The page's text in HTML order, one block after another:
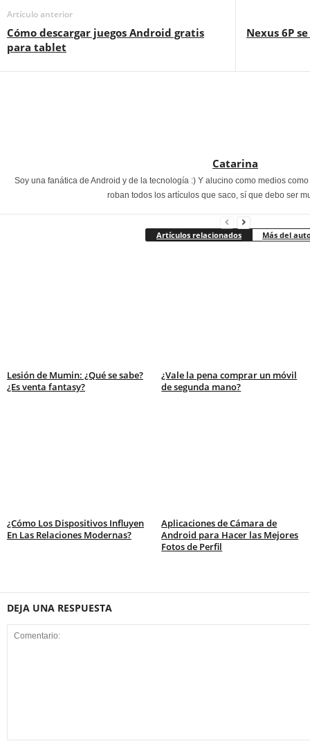
Artículo anterior
Cómo descargar juegos Android gratis
para tablet
Nexus 6P
Catarina
Soy una fanática de Android y de la tecnología :) Y alucino como medios
roban todos los artículos que saco, sí que debo ser
Artículos relacionados Más del
Lesión de Mumin: ¿Qué se sabe?
¿Es venta fantasy?
¿Vale la pena comprar un móvil
de segunda mano?
¿Cómo Los Dispositivos Influyen
En Las Relaciones Modernas?
Aplicaciones de Cámara de
Android para Hacer las Mejores
Fotos de Perfil
DEJA UNA RESPUESTA